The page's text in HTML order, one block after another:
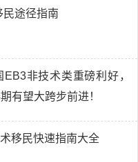
民途径指南
非技术类重磅利好，
有望大跨步前进！
移民快速指南大全